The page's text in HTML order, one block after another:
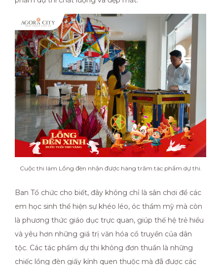
Cuộc thi làm Lồng đèn nhận được hàng trăm tác phẩm dự thi.
Ban Tổ chức cho biết, đây không chỉ là sân chơi để các
em học sinh thể hiện sự khéo léo, óc thẩm mỹ mà còn
là phương thức giáo dục trực quan, giúp thế hệ trẻ hiểu
và yêu hơn những giá trị văn hóa cổ truyền của dân
tộc. Các tác phẩm dự thi không đơn thuần là những
chiếc lồng đèn giấy kính quen thuộc mà đã được các